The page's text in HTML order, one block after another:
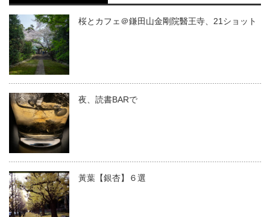
桜とカフェ＠鎌田山金剛院醫王寺、21ショット
夜、読書BARで
黃葉【銀杏】６選